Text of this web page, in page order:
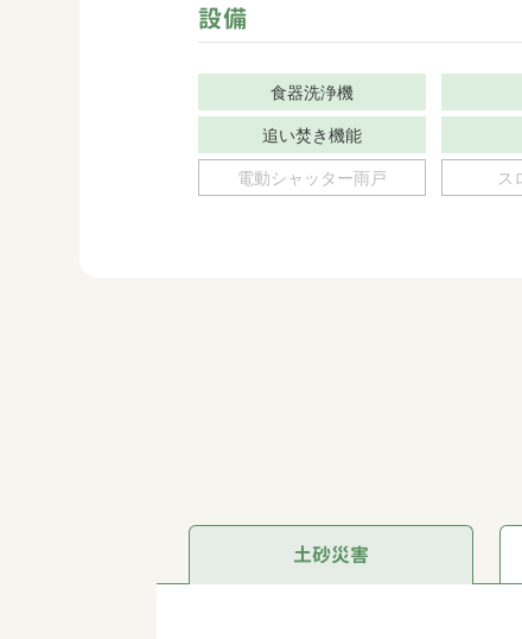
設備
食器洗浄機
追い焚き機能
電動シャッター雨戸 ス
土砂災害